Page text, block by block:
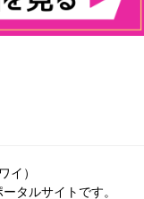
イ）
タルサイトです。